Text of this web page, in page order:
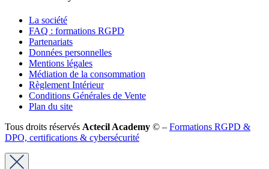
La société
FAQ : formations RGPD
Partenariats
Données personnelles
Mentions légales
Médiation de la consommation
Règlement Intérieur
Conditions Générales de Vente
Plan du site
Tous droits réservés Actecil Academy © – Formations RGPD &
DPO, certifications & cybersécurité